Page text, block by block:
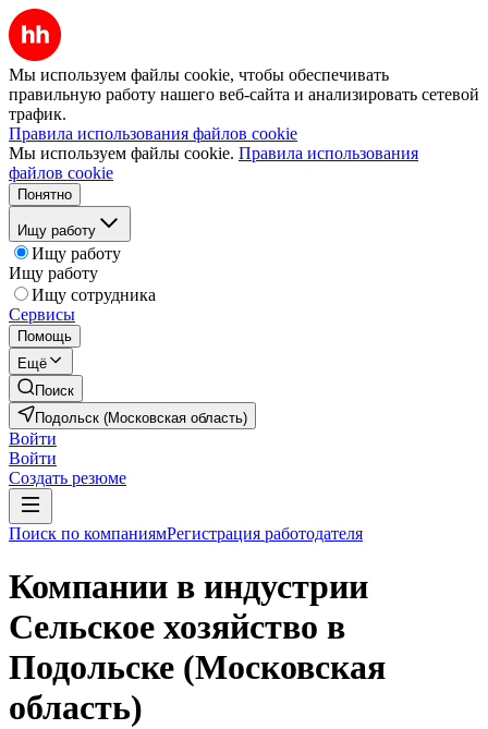
Мы используем файлы cookie, чтобы обеспечивать
правильную работу нашего веб-сайта и анализировать сетевой
трафик.
Правила использования файлов cookie
Мы используем файлы cookie. Правила использования
файлов cookie
Понятно
Ищу работу
Ищу работу
Ищу работу
Ищу сотрудника
Сервисы
Помощь
Ещё
Поиск
Подольск (Московская область)
Войти
Войти
Создать резюме
Поиск по компаниямРегистрация работодателя
Компании в индустрии
Сельское хозяйство в
Подольске (Московская
область)